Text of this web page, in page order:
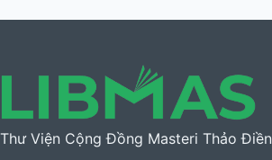
Thư Viện Cộng Đồng Masteri Thảo Điền